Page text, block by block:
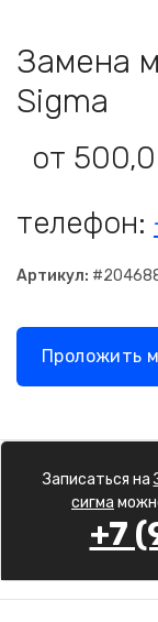
Замена
Sigma
от
телефон:
Артикул:
Проложить
Записаться на
сигма
+7